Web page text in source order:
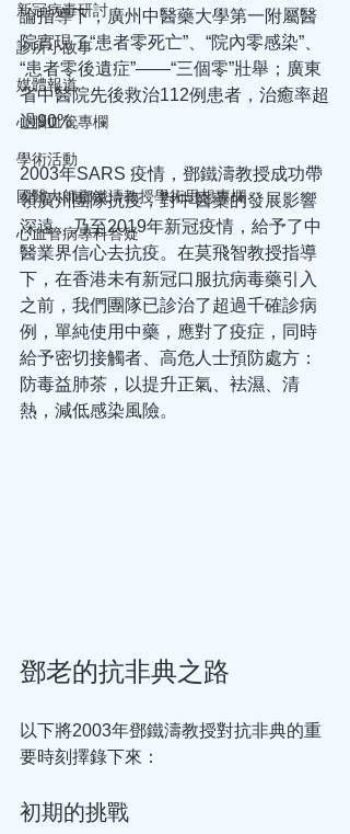
新冠病毒研討
診所小故事
媒體報道
心腦血管專欄
學術活動
國醫大師鄧鐵濤教授學術思想專欄
心血管病專科答疑
論指導下，廣州中醫藥大學第一附屬醫
院實現了“患者零死亡”、“院內零感染”、
“患者零後遺症”——“三個零”壯舉；廣東
省中醫院先後救治112例患者，治癒率超
過90%。
2003年SARS 疫情，鄧鐵濤教授成功帶
領廣州團隊抗疫，對中醫藥的發展影響
深遠。乃至2019年新冠疫情，給予了中
醫業界信心去抗疫。在莫飛智教授指導
下，在香港未有新冠口服抗病毒藥引入
之前，我們團隊已診治了超過千確診病
例，單純使用中藥，應對了疫症，同時
給予密切接觸者、高危人士預防處方：
防毒益肺茶，以提升正氣、袪濕、清
熱，減低感染風險。
鄧老的抗非典之路
以下將2003年鄧鐵濤教授對抗非典的重
要時刻擇錄下來：
初期的挑戰